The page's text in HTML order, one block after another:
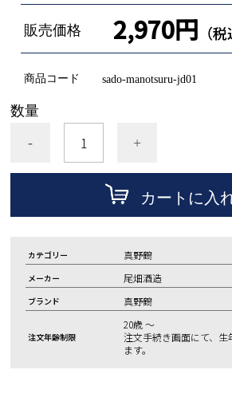
販売価格 2,970円 （
商品コード sado-manotsuru-jd01
数量
-
+
カートに入
カテゴリー 真野鶴
メーカー 尾畑酒造
ブランド 真野鶴
注文年齢制限
20歳 ～
注文手続き画面にて、生
ます。